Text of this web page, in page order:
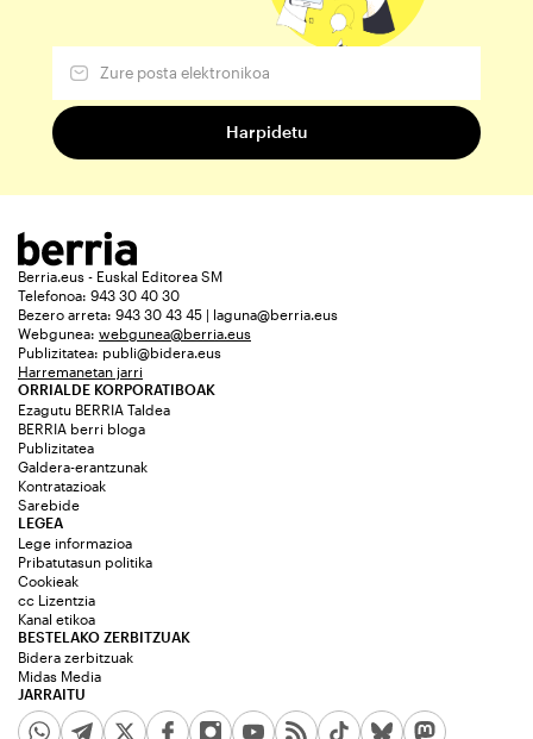
Berria.eus - Euskal Editorea SM
Telefonoa: 943 30 40 30
Bezero arreta: 943 30 43 45 | laguna@berria.eus
Webgunea: webgunea@berria.eus
Publizitatea: publi@bidera.eus
Harremanetan jarri
ORRIALDE KORPORATIBOAK
Ezagutu BERRIA Taldea
BERRIA berri bloga
Publizitatea
Galdera-erantzunak
Kontratazioak
Sarebide
JARRAITU
LEGEA
Lege informazioa
Pribatutasun politika
Cookieak
cc Lizentzia
Kanal etikoa
BESTELAKO ZERBITZUAK
Bidera zerbitzuak
Midas Media